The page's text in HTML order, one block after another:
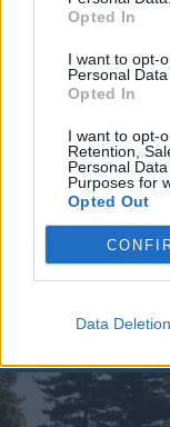
Opted In
I want to opt-
Personal
Opted In
I want to opt-
Retention,
Personal
Purposes for
Opted Out
Data Deletion